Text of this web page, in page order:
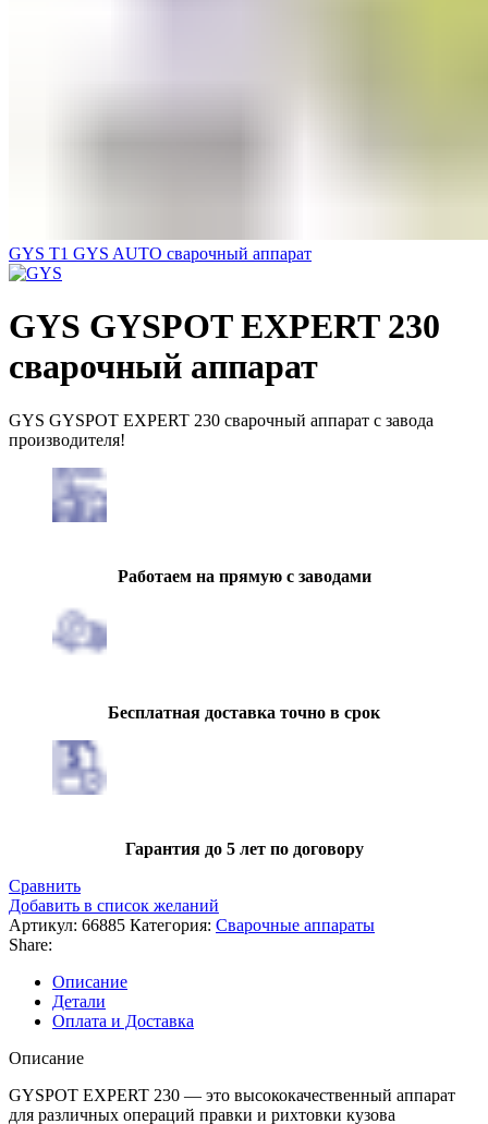
GYS T1 GYS AUTO сварочный аппарат
GYS GYSPOT EXPERT 230
сварочный аппарат
GYS GYSPOT EXPERT 230 сварочный аппарат с завода
производителя!
Работаем на прямую с заводами
Бесплатная доставка точно в срок
Гарантия до 5 лет по договору
Сравнить
Добавить в список желаний
Артикул: 66885 Категория: Сварочные аппараты
Share:
Описание
Детали
Оплата и Доставка
Описание
GYSPOT EXPERT 230 — это высококачественный аппарат
для различных операций правки и рихтовки кузова